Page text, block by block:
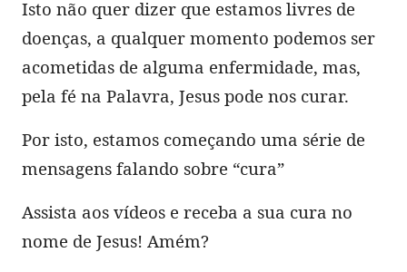
Isto não quer dizer que estamos livres de
doenças, a qualquer momento podemos ser
acometidas de alguma enfermidade, mas,
pela fé na Palavra, Jesus pode nos curar.
Por isto, estamos começando uma série de
mensagens falando sobre “cura”
Assista aos vídeos e receba a sua cura no
nome de Jesus! Amém?